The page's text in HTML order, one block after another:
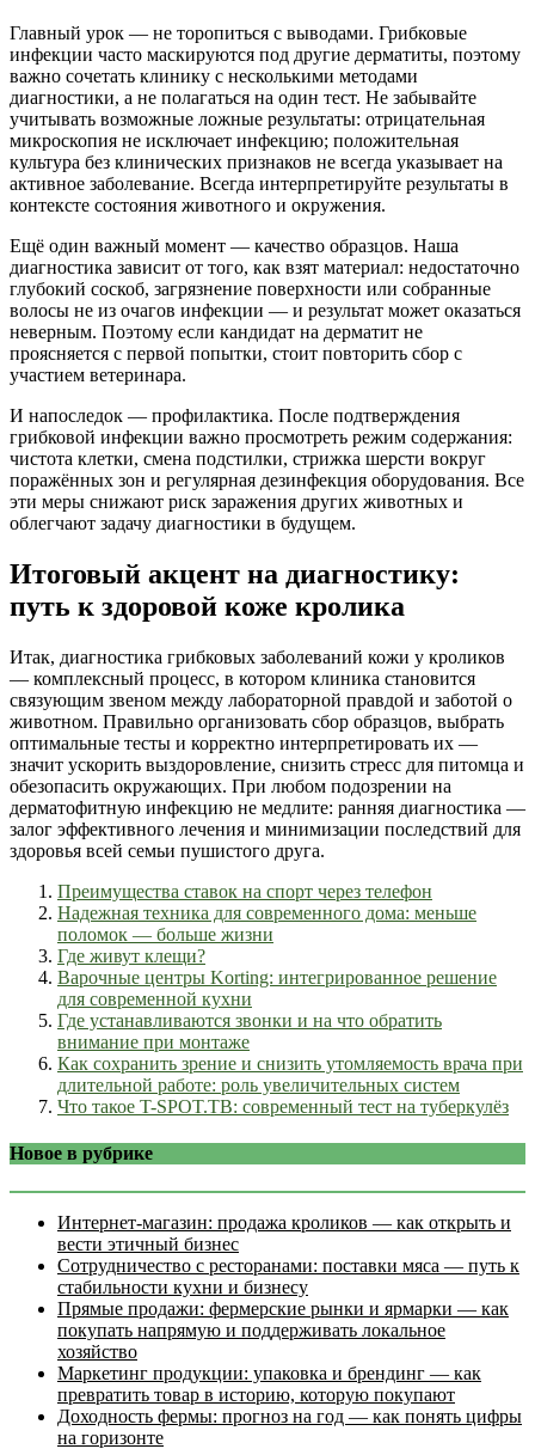
Главный урок — не торопиться с выводами. Грибковые
инфекции часто маскируются под другие дерматиты, поэтому
важно сочетать клинику с несколькими методами
диагностики, а не полагаться на один тест. Не забывайте
учитывать возможные ложные результаты: отрицательная
микроскопия не исключает инфекцию; положительная
культура без клинических признаков не всегда указывает на
активное заболевание. Всегда интерпретируйте результаты в
контексте состояния животного и окружения.
Ещё один важный момент — качество образцов. Наша
диагностика зависит от того, как взят материал: недостаточно
глубокий соскоб, загрязнение поверхности или собранные
волосы не из очагов инфекции — и результат может оказаться
неверным. Поэтому если кандидат на дерматит не
проясняется с первой попытки, стоит повторить сбор с
участием ветеринара.
И напоследок — профилактика. После подтверждения
грибковой инфекции важно просмотреть режим содержания:
чистота клетки, смена подстилки, стрижка шерсти вокруг
поражённых зон и регулярная дезинфекция оборудования. Все
эти меры снижают риск заражения других животных и
облегчают задачу диагностики в будущем.
Итоговый акцент на диагностику:
путь к здоровой коже кролика
Итак, диагностика грибковых заболеваний кожи у кроликов
— комплексный процесс, в котором клиника становится
связующим звеном между лабораторной правдой и заботой о
животном. Правильно организовать сбор образцов, выбрать
оптимальные тесты и корректно интерпретировать их —
значит ускорить выздоровление, снизить стресс для питомца и
обезопасить окружающих. При любом подозрении на
дерматофитную инфекцию не медлите: ранняя диагностика —
залог эффективного лечения и минимизации последствий для
здоровья всей семьи пушистого друга.
Преимущества ставок на спорт через телефон
Надежная техника для современного дома: меньше
поломок — больше жизни
Где живут клещи?
Варочные центры Korting: интегрированное решение
для современной кухни
Где устанавливаются звонки и на что обратить
внимание при монтаже
Как сохранить зрение и снизить утомляемость врача при
длительной работе: роль увеличительных систем
Что такое T-SPOT.TB: современный тест на туберкулёз
Новое в рубрике
Интернет‑магазин: продажа кроликов — как открыть и
вести этичный бизнес
Сотрудничество с ресторанами: поставки мяса — путь к
стабильности кухни и бизнесу
Прямые продажи: фермерские рынки и ярмарки — как
покупать напрямую и поддерживать локальное
хозяйство
Маркетинг продукции: упаковка и брендинг — как
превратить товар в историю, которую покупают
Доходность фермы: прогноз на год — как понять цифры
на горизонте